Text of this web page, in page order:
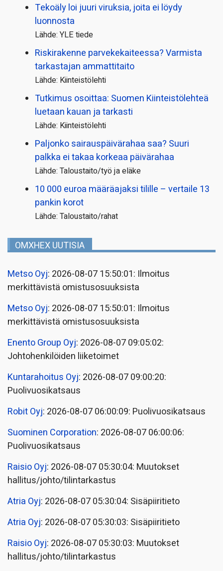
Tekoäly loi juuri viruksia, joita ei löydy
luonnosta
Lähde: YLE tiede
Riskirakenne parvekekaiteessa? Varmista
tarkastajan ammattitaito
Lähde: Kiinteistölehti
Tutkimus osoittaa: Suomen Kiinteistölehteä
luetaan kauan ja tarkasti
Lähde: Kiinteistölehti
Paljonko sairauspäivä­rahaa saa? Suuri
palkka ei takaa korkeaa päivärahaa
Lähde: Taloustaito/työ ja eläke
10 000 euroa määräajaksi tilille – vertaile 13
pankin korot
Lähde: Taloustaito/rahat
OMXHEX UUTISIA
Metso Oyj: 2026-08-07 15:50:01: Ilmoitus
merkittävistä omistusosuuksista
Metso Oyj: 2026-08-07 15:50:01: Ilmoitus
merkittävistä omistusosuuksista
Enento Group Oyj: 2026-08-07 09:05:02:
Johtohenkilöiden liiketoimet
Kuntarahoitus Oyj: 2026-08-07 09:00:20:
Puolivuosikatsaus
Robit Oyj: 2026-08-07 06:00:09: Puolivuosikatsaus
Suominen Corporation: 2026-08-07 06:00:06:
Puolivuosikatsaus
Raisio Oyj: 2026-08-07 05:30:04: Muutokset
hallitus/johto/tilintarkastus
Atria Oyj: 2026-08-07 05:30:04: Sisäpiiritieto
Atria Oyj: 2026-08-07 05:30:03: Sisäpiiritieto
Raisio Oyj: 2026-08-07 05:30:03: Muutokset
hallitus/johto/tilintarkastus